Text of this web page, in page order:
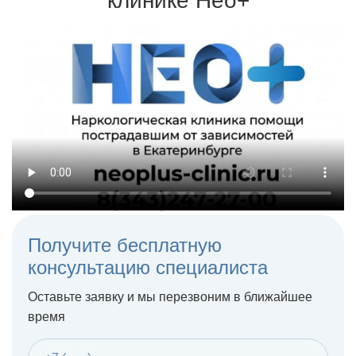
Терапия может проходить на дому или в стационаре
Получите бесплатную
консультацию специалиста
Оставьте заявку и мы перезвоним в ближайшее
время